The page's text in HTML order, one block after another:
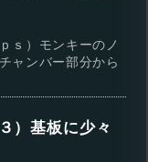
ｓ）モンキーのノ
ャンバー部分から
）基板に少々